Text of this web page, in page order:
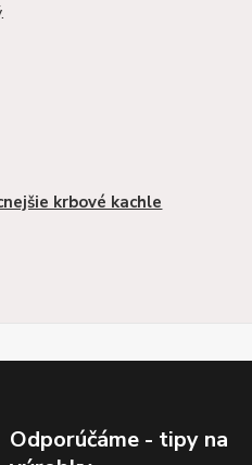
krbové kachle
Odporúčáme - tipy na